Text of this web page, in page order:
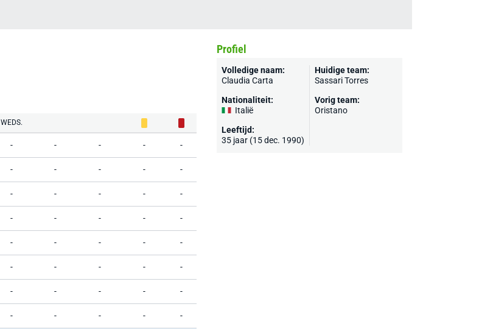
WEDS.
- - - - -
- - - - -
- - - - -
- - - - -
- - - - -
- - - - -
- - - - -
- - - - -
Profiel
Volledige naam:
Claudia Carta
Nationaliteit:
Italië
Leeftijd:
35 jaar (15 dec. 1990)
Huidige team:
Sassari Torres
Vorig team:
Oristano